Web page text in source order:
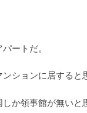
ートだ。
ションに居すると
か領事館が無いと